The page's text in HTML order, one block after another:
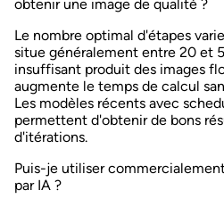
obtenir une image de qualité ?
Le nombre optimal d'étapes
situe généralement entre 20 et
insuffisant produit des images
augmente le temps de calcul
Les modèles récents avec
permettent d'obtenir de bons
d'itérations.
Puis-je utiliser
par IA ?